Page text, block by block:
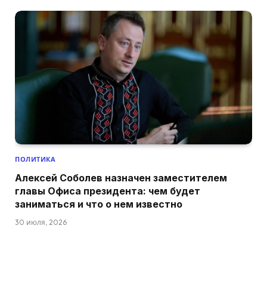
ПОЛИТИКА
Алексей Соболев назначен заместителем
главы Офиса президента: чем будет
заниматься и что о нем известно
30 июля, 2026